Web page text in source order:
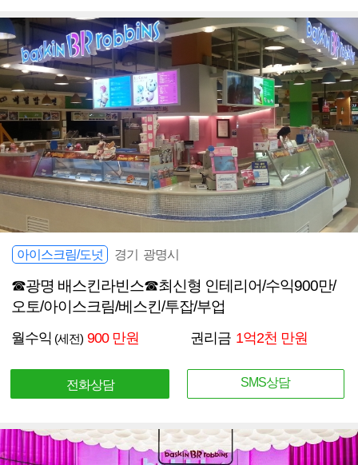
아이스크림/도넛 경기 광명시
☎광명 배스킨라빈스☎최신형 인테리어/수익900만/
오토/아이스크림/베스킨/투잡/부업
월수익 (세전) 900 만원 권리금 1억2천 만원
전화상담 SMS상담